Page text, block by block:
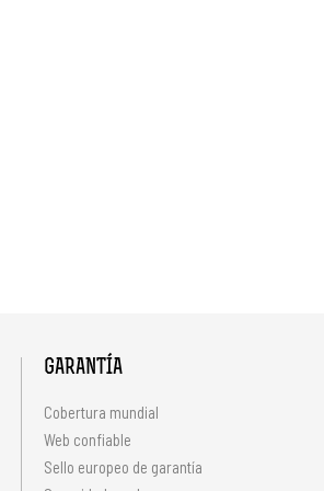
GARANTÍA
Cobertura mundial
Web confiable
Sello europeo de garantía